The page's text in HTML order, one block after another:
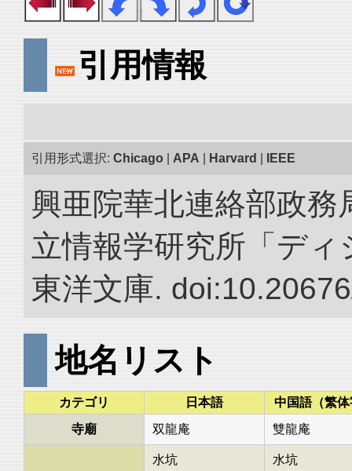
引用情報
引用形式選択: Chicago APA Harvard IEEE
興亜院華北連絡部政務
立情報学研究所「デ
東洋文庫.
地名リスト
カテゴリ 日本語
中国語（繁
寺廟
双龍庵 雙龍庵
水坑 水坑